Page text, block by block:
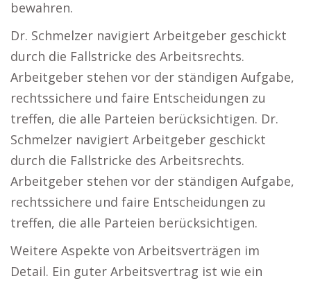
bewahren.
Dr. Schmelzer navigiert Arbeitgeber geschickt
durch die Fallstricke des Arbeitsrechts.
Arbeitgeber stehen vor der ständigen Aufgabe,
rechtssichere und faire Entscheidungen zu
treffen, die alle Parteien berücksichtigen. Dr.
Schmelzer navigiert Arbeitgeber geschickt
durch die Fallstricke des Arbeitsrechts.
Arbeitgeber stehen vor der ständigen Aufgabe,
rechtssichere und faire Entscheidungen zu
treffen, die alle Parteien berücksichtigen.
Weitere Aspekte von Arbeitsverträgen im
Detail. Ein guter Arbeitsvertrag ist wie ein